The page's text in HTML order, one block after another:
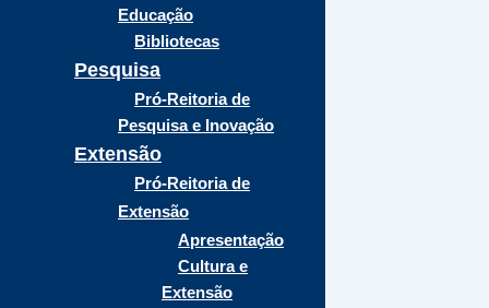
Educação
Bibliotecas
Pesquisa
Pró-Reitoria de
Pesquisa e Inovação
Extensão
Pró-Reitoria de
Extensão
Apresentação
Cultura e
Extensão